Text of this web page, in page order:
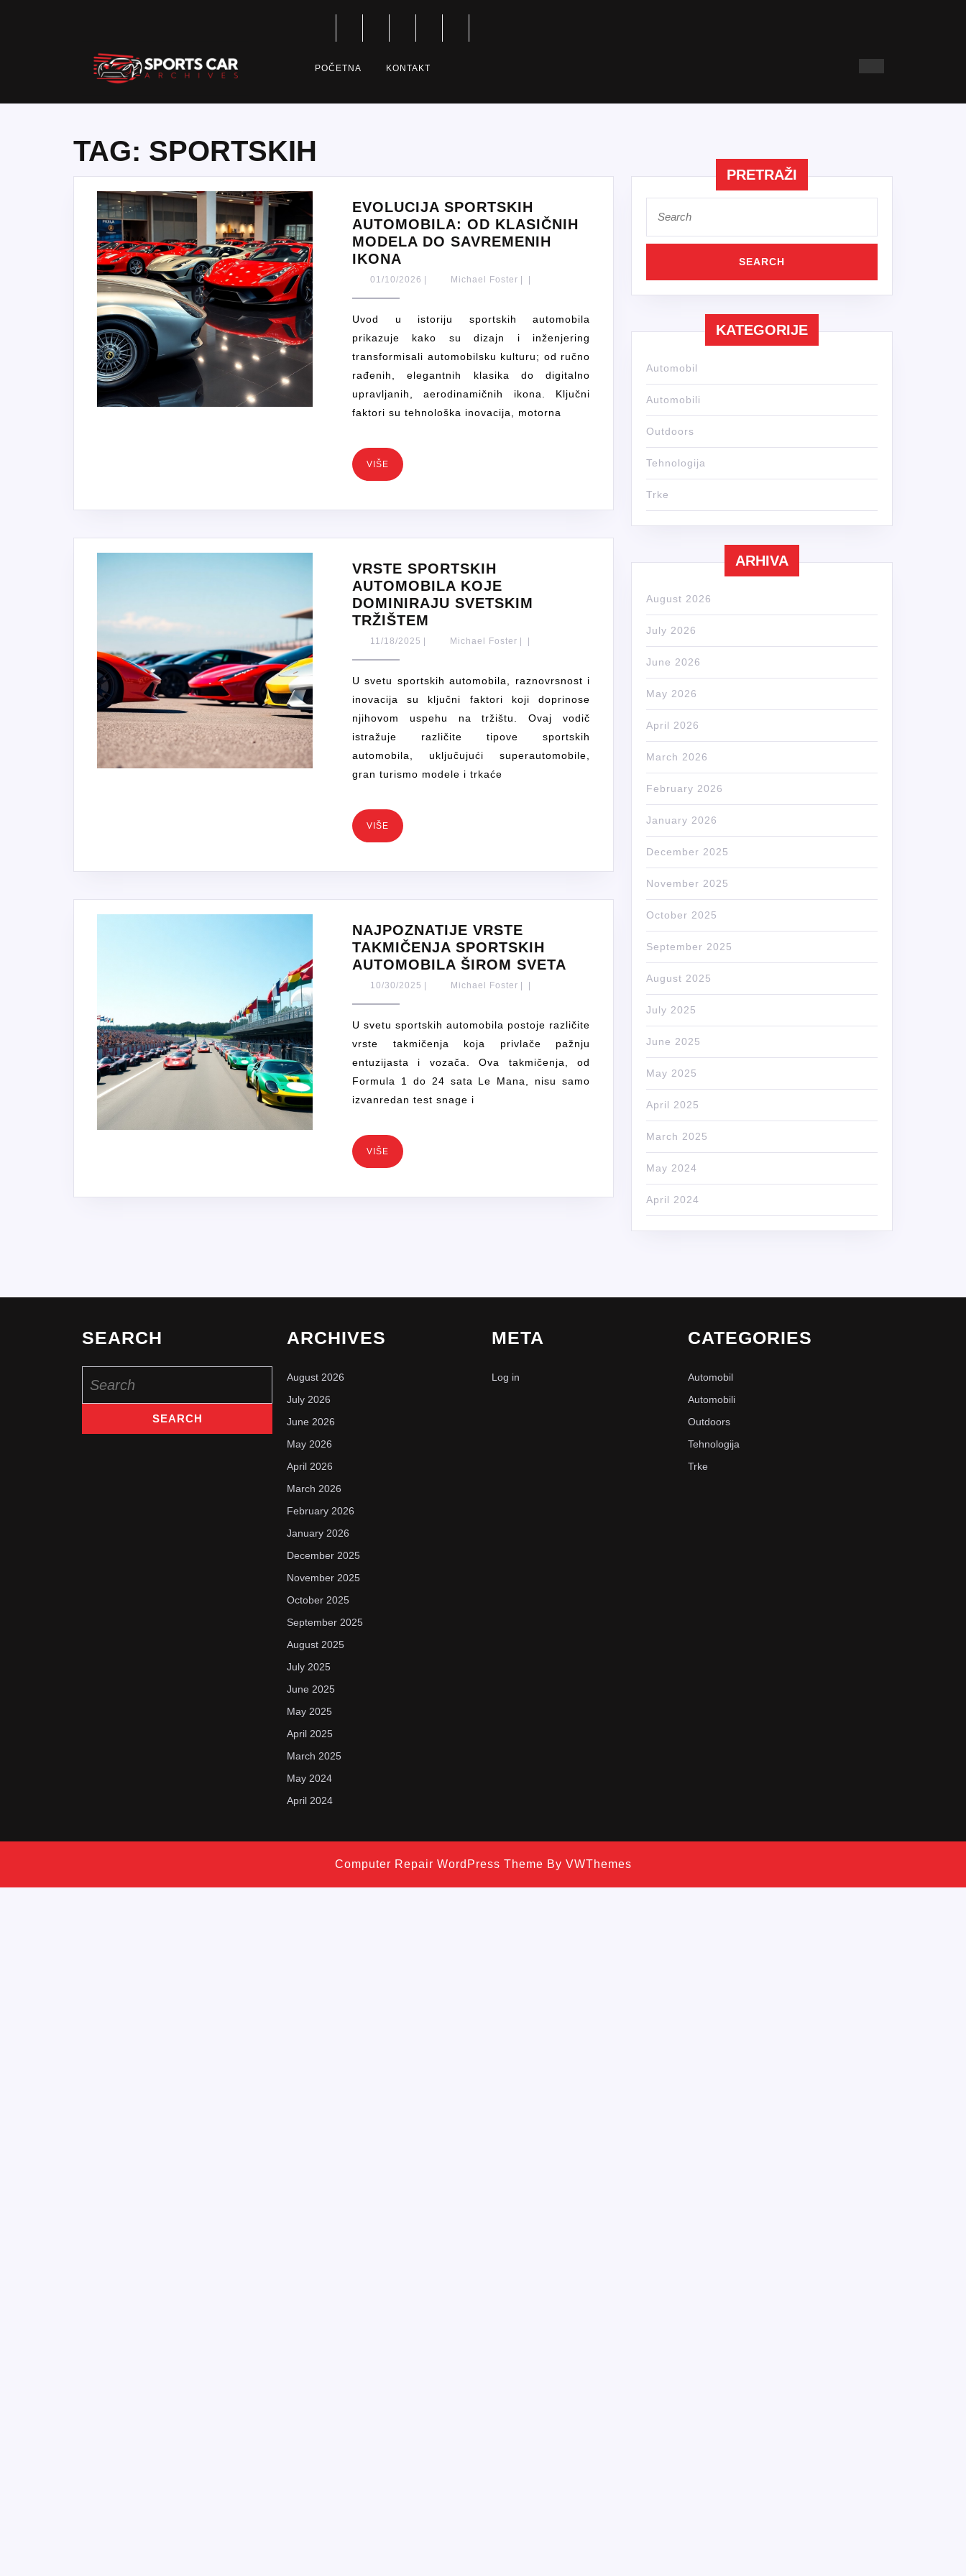
POČETNA KONTAKT
TAG: SPORTSKIH
EVOLUCIJA SPORTSKIH
AUTOMOBILA: OD KLASIČNIH
MODELA DO SAVREMENIH
IKONA
SPORTSKIH
KLASIČNIH
MODELA
DO
SAVREMENIH
IKONA
01/10/2026 01/10/2026Michael FosterMichael
Uvod u istoriju sportskih automobila
prikazuje kako su dizajn i inženjering
transformisali automobilsku kulturu; od ručno
rađenih, elegantnih klasika do digitalno
upravljanih, aerodinamičnih ikona. Ključni
faktori su tehnološka inovacija, motorna
VIŠE VIŠE
VRSTE SPORTSKIH
AUTOMOBILA KOJE
DOMINIRAJU SVETSKIM
TRŽIŠTEM
SPORTSKIH
DOMINIRAJU
SVETSKIM
TRŽIŠTEM
11/18/2025 11/18/2025Michael FosterMichael
U svetu sportskih automobila, raznovrsnost i
inovacija su ključni faktori koji doprinose
njihovom uspehu na tržištu. Ovaj vodič
istražuje različite tipove sportskih
automobila, uključujući superautomobile,
gran turismo modele i trkaće
VIŠE VIŠE
NAJPOZNATIJE VRSTE
TAKMIČENJA SPORTSKIH
AUTOMOBILA ŠIROM SVETA NAJPOZNATIJE
TAKMIČENJA
SPORTSKIH
AUTOMOBILA
ŠIROM
SVETA
10/30/2025 10/30/2025
| Michael FosterMichael
| |
U svetu sportskih automobila postoje različite
vrste takmičenja koja privlače pažnju
entuzijasta i vozača. Ova takmičenja, od
Formula 1 do 24 sata Le Mana, nisu samo
izvanredan test snage i
VIŠE VIŠE
PRETRAŽI
for:
KATEGORIJE
Automobil
Automobili
Outdoors
Tehnologija
Trke
ARHIVA
August 2026
July 2026
June 2026
May 2026
April 2026
March 2026
February 2026
January 2026
December 2025
November 2025
October 2025
September 2025
August 2025
July 2025
June 2025
May 2025
April 2025
March 2025
May 2024
April 2024
SEARCH
for:
ARCHIVES
August 2026
July 2026
June 2026
May 2026
April 2026
March 2026
February 2026
January 2026
December 2025
November 2025
October 2025
September 2025
August 2025
July 2025
June 2025
May 2025
April 2025
March 2025
May 2024
April 2024
META
Log in
CATEGORIES
Automobil
Automobili
Outdoors
Tehnologija
Trke
Computer Repair WordPress Theme By VWThemes